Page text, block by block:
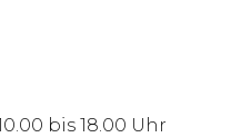
bis 18.00 Uhr